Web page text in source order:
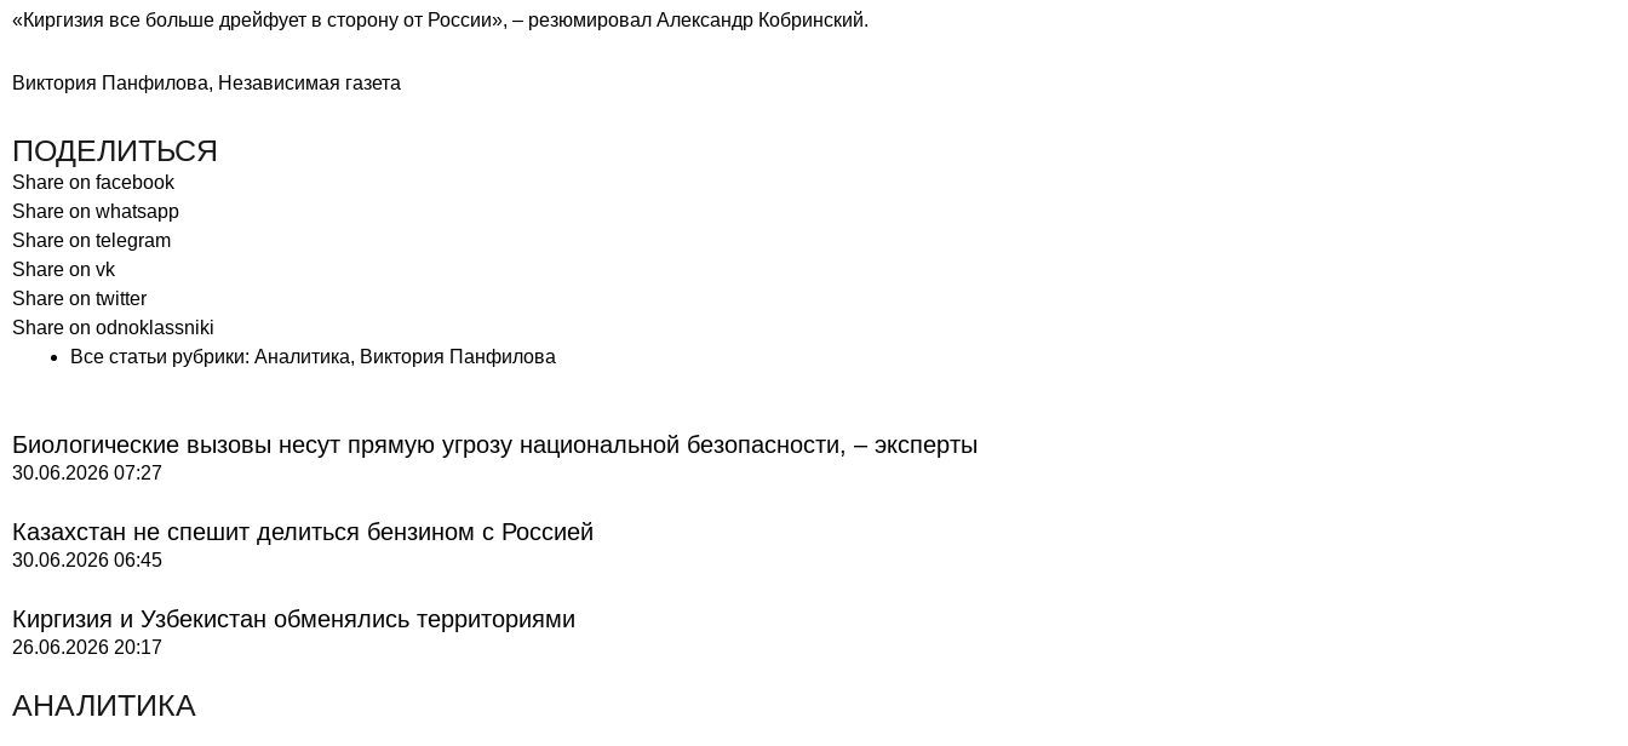
«Киргизия все больше дрейфует в сторону от России», – резюмировал Александр Кобринский.
Виктория Панфилова, Независимая газета
ПОДЕЛИТЬСЯ
Share on facebook
Share on whatsapp
Share on telegram
Share on vk
Share on twitter
Share on odnoklassniki
Все статьи рубрики: Аналитика, Виктория Панфилова
Биологические вызовы несут прямую угрозу национальной безопасности, – эксперты
30.06.2026 07:27
Казахстан не спешит делиться бензином с Россией
30.06.2026 06:45
Киргизия и Узбекистан обменялись территориями
26.06.2026 20:17
АНАЛИТИКА